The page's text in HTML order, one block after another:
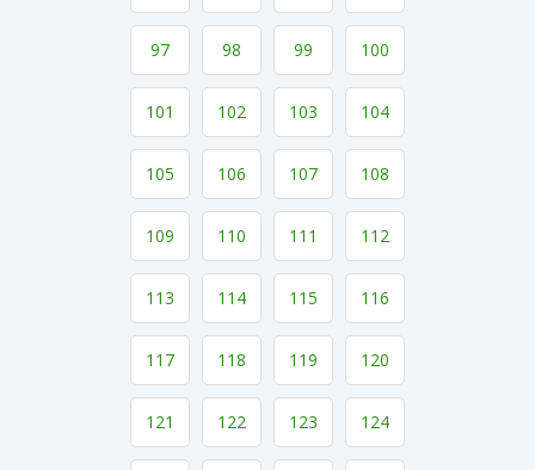
97 98 99 100
101 102 103 104
105 106 107 108
109 110 111 112
113 114 115 116
117 118 119 120
121 122 123 124